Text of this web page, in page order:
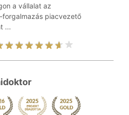
a vállalat az
piacvezető
...